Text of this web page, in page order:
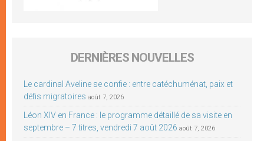
DERNIÈRES NOUVELLES
Le cardinal Aveline se confie : entre catéchuménat, paix et
défis migratoires août 7, 2026
Léon XIV en France : le programme détaillé de sa visite en
septembre – 7 titres, vendredi 7 août 2026 août 7, 2026